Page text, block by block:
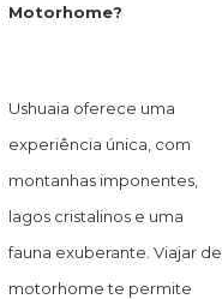
Motorhome?
Ushuaia oferece uma
experiência única, com
montanhas imponentes,
lagos cristalinos e uma
fauna exuberante. Viajar de
motorhome te permite